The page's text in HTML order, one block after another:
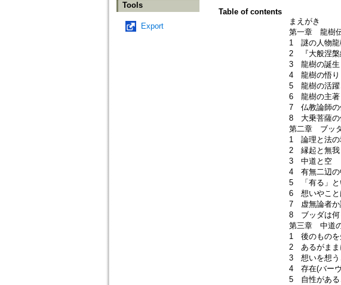
Tools
Export
Table of contents
まえがき
第一章 龍樹
1 謎の人物龍
2 『大般涅槃
3 龍樹の誕生
4 龍樹の悟り
5 龍樹の活躍
6 龍樹の主著
7 仏教論師の
8 大乗菩薩の
第二章 ブッ
1 論理と法の
2 縁起と無我
3 中道と空
4 有無二辺の
5 「有る」と
6 想いやこと
7 虚無論者か
8 ブッダは何
第三章 中道
1 後のものを
2 あるがまま
3 想いを想う
4 存在(バーヴ
5 自性がある